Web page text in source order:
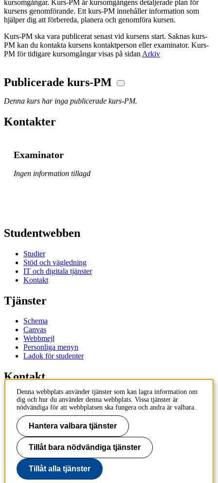
kursomgångar. Kurs-PM är kursomgångens detaljerade plan för
kursens genomförande. Ett kurs-PM innehåller information som
hjälper dig att förbereda, planera och genomföra kursen.
Kurs-PM ska vara publicerat senast vid kursens start. Saknas kurs-
PM kan du kontakta kursens kontaktperson eller examinator. Kurs-
PM för tidigare kursomgångar visas på sidan Arkiv
Publicerade kurs-PM
Denna kurs har inga publicerade kurs-PM.
Kontakter
Examinator
Ingen information tillagd
Studentwebben
Studier
Stöd och vägledning
IT och digitala tjänster
Kontakt
Tjänster
Schema
Canvas
Webbmejl
Personliga menyn
Ladok för studenter
Kontakt
Kontakta utbildningsprogram
Kontakta kurs
IT-support
KTH Entré
KTH
100 44 Stockholm
+46 8 790 60 00
info@kth.se
Denna webbplats använder tjänster som kan lagra information om
dig och hur du använder denna webbplats. Vissa tjänster är
nödvändiga för att webbplatsen ska fungera och andra är valbara.
Hantera valbara tjänster
Tillåt bara nödvändiga tjänster
Tillåt alla tjänster